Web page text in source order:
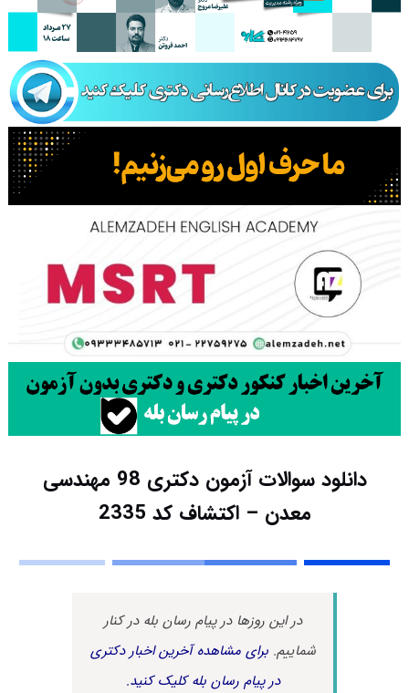
دانلود سوالات آزمون دکتری 98 مهندسی
معدن – اکتشاف کد 2335
در این روزها در پیام رسان بله در کنار
شماییم.برای مشاهده آخرین اخبار دکتری
در پیام رسان بله کلیک کنید.